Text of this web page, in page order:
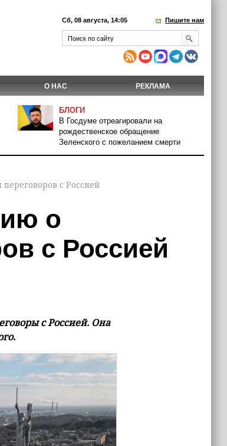
Сб, 08 августа, 14:05 Пишите нам
О НАС РЕКЛАМА
БЛОГИ
В Госдуме отреагировали на
рождественское обращение
Зеленского с пожеланием смерти
с Россией
о
с Россией
с Россией. Она